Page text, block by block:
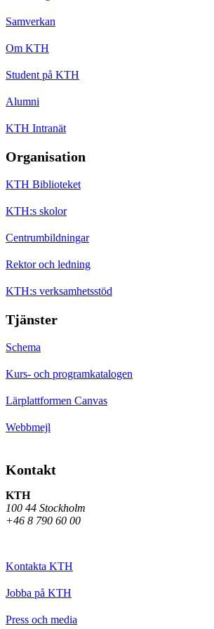
Samverkan
Om KTH
Student på KTH
Alumni
KTH Intranät
Organisation
KTH Biblioteket
KTH:s skolor
Centrumbildningar
Rektor och ledning
KTH:s verksamhetsstöd
Tjänster
Schema
Kurs- och programkatalogen
Lärplattformen Canvas
Webbmejl
Kontakt
KTH
100 44 Stockholm
+46 8 790 60 00
Kontakta KTH
Jobba på KTH
Press och media